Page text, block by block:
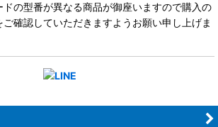
の型番が異なる商品が御座いますので購入の
確認していただきますようお願い申し上げま